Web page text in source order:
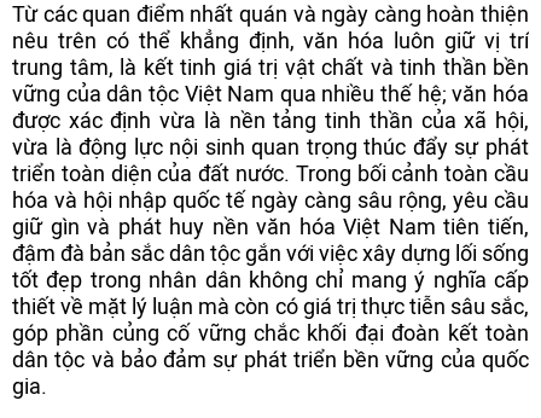
Từ các quan điểm nhất quán và ngày càng hoàn thiện
nêu trên có thể khẳng định, văn hóa luôn giữ vị trí
trung tâm, là kết tinh giá trị vật chất và tinh thần bền
vững của dân tộc Việt Nam qua nhiều thế hệ; văn hóa
được xác định vừa là nền tảng tinh thần của xã hội,
vừa là động lực nội sinh quan trọng thúc đẩy sự phát
triển toàn diện của đất nước. Trong bối cảnh toàn cầu
hóa và hội nhập quốc tế ngày càng sâu rộng, yêu cầu
giữ gìn và phát huy nền văn hóa Việt Nam tiên tiến,
đậm đà bản sắc dân tộc gắn với việc xây dựng lối sống
tốt đẹp trong nhân dân không chỉ mang ý nghĩa cấp
thiết về mặt lý luận mà còn có giá trị thực tiễn sâu sắc,
góp phần củng cố vững chắc khối đại đoàn kết toàn
dân tộc và bảo đảm sự phát triển bền vững của quốc
gia.